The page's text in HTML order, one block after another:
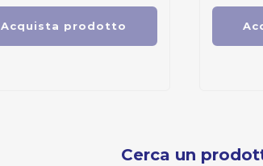
Acquista prodotto
Cerca un